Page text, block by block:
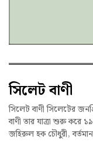
সিলেট বাণী
সিলেট বাণী সিলেটের
বাণী তার যাত্রা শুরু করে
জহিরুল হক চৌধুরী,